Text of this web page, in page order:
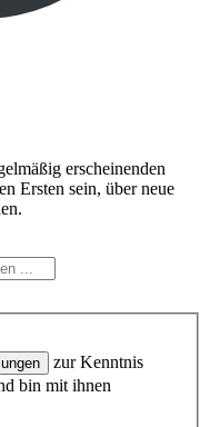
erscheinenden
Ersten sein, über neue
zur Kenntnis
bin mit ihnen